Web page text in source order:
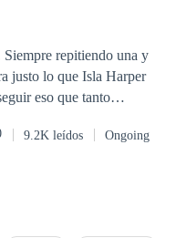
Siempre repitiendo una y
eso que tanto
sobre lo que solamente
9.2K leídos Ongoing